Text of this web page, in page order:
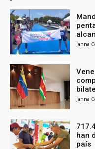
Janna
Janna
han
país